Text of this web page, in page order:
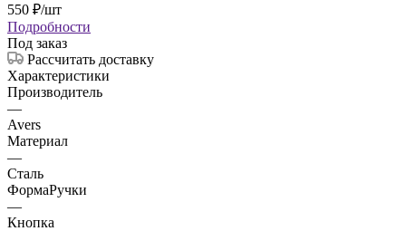
550 ₽/шт
Подробности
Под заказ
Рассчитать доставку
Характеристики
Производитель
—
Avers
Материал
—
Сталь
ФормаРучки
—
Кнопка